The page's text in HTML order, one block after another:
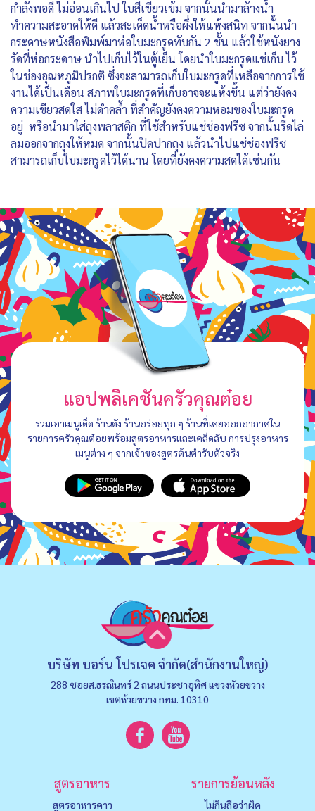
กำลังพอดี ไม่อ่อนเกินไป ใบสีเขียวเข้ม จากนั้นนำมาล้างน้ำ
ทำความสะอาดให้ดี แล้วสะเด็ดน้ำหรือผึ่งให้แห้งสนิท จากนั้นนำ
กระดาษหนังสือพิมพ์มาห่อใบมะกรูดทับกัน 2 ชั้น แล้วใช้หนังยาง
รัดที่ห่อกระดาษ นำไปเก็บไว้ในตู้เย็น โดยนำใบมะกรูดแช่เก็บ ไว้
ในช่องอุณหภูมิปรกติ ซึ่งจะสามารถเก็บใบมะกรูดที่เหลือจากการใช้
งานได้เป็นเดือน สภาพใบมะกรูดที่เก็บอาจจะแห้งขึ้น แต่ว่ายังคง
ความเขียวสดใส ไม่ดำคล้ำ ที่สำคัญยังคงความหอมของใบมะกรูด
อยู่ หรือนำมาใส่ถุงพลาสติก ที่ใช้สำหรับแช่ช่องฟรีซ จากนั้นรีดไล่
ลมออกจากถุงให้หมด จากนั้นปิดปากถุง แล้วนำไปแช่ช่องฟรีซ
สามารถเก็บใบมะกรูดไว้ได้นาน โดยที่ยังคงความสดได้เช่นกัน
แอปพลิเคชันครัวคุณต๋อย
รวมเอาเมนูเด็ด ร้านดัง ร้านอร่อยทุก ๆ ร้านที่เคยออกอากาศใน
รายการครัวคุณต๋อยพร้อมสูตรอาหารและเคล็ดลับ การปรุงอาหาร
เมนูต่าง ๆ จากเจ้าของสูตรต้นตำรับตัวจริง
บริษัท บอร์น โปรเจค จำกัด(สำนักงานใหญ่)
288 ซอยส.ธรณินทร์ 2 ถนนประชาอุทิศ แขวงหัวยขวาง
เขตห้วยขวาง กทม. 10310
สูตรอาหาร
สูตรอาหารคาว
รายการย้อนหลัง
ไม่กินถือว่าผิด